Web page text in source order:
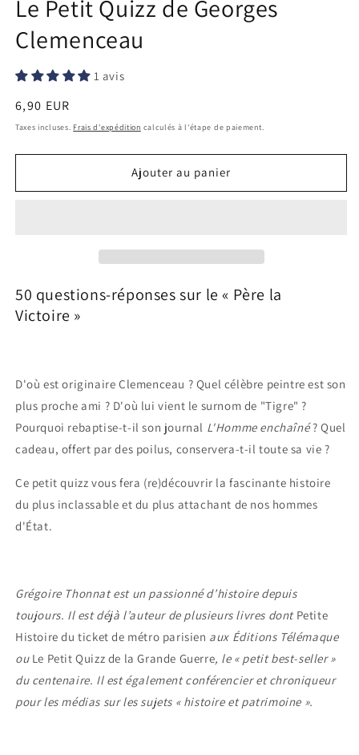
Le Petit Quizz de Georges
Clemenceau
1 avis
Prix
habituel
6,90 EUR
Taxes incluses. Frais d'expédition calculés à l'étape de paiement.
Ajouter au panier
50 questions-réponses sur le « Père la
Victoire »
D'où est originaire Clemenceau ? Quel célèbre peintre est son
plus proche ami ? D'où lui vient le surnom de "Tigre" ?
Pourquoi rebaptise-t-il son journal L'Homme enchaîné? Quel
cadeau, offert par des poilus, conservera-t-il toute sa vie ?
Ce petit quizz vous fera (re)découvrir la fascinante histoire
du plus inclassable et du plus attachant de nos hommes
d'État.
Grégoire Thonnat est un passionné d’histoire depuis
toujours. Il est déjà l’auteur de plusieurs livres dont Petite
Histoire du ticket de métro parisien aux Éditions Télémaque
ouLe Petit Quizz de la Grande Guerre, le « petit best-seller»
du centenaire. Il est également conférencier et chroniqueur
pour les médias sur les sujets « histoire et patrimoine ».